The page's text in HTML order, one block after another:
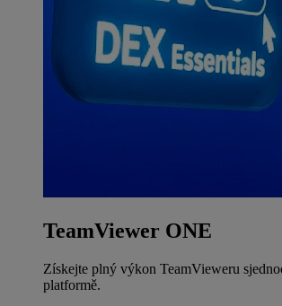
TeamViewer ONE
Získejte plný výkon TeamVieweru
platformě.